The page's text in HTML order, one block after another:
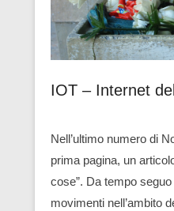
IOT – Internet
Nell’ultimo numero di
prima pagina, un
cose”. Da tempo
movimenti nell’ambito